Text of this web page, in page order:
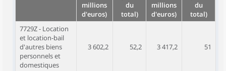
millions
d'euros)
du
total)
millions
d'euros)
du
total)
7729Z - Location
et location-bail
d'autres biens
personnels et
domestiques
3 602,2 52,2 3 417,2 51